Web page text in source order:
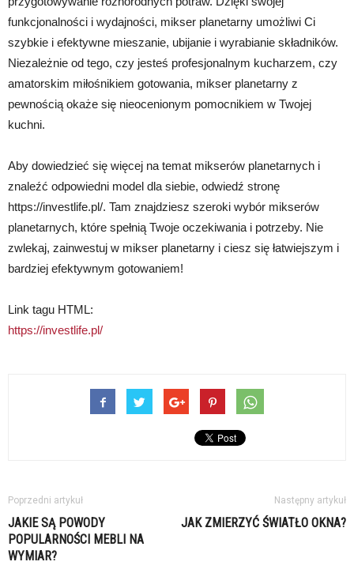
funkcjonalności i wydajności, mikser planetarny umożliwi Ci
szybkie i efektywne mieszanie, ubijanie i wyrabianie składników.
Niezależnie od tego, czy jesteś profesjonalnym kucharzem, czy
amatorskim miłośnikiem gotowania, mikser planetarny z
pewnością okaże się nieocenionym pomocnikiem w Twojej
kuchni.
Aby dowiedzieć się więcej na temat mikserów planetarnych i
znaleźć odpowiedni model dla siebie, odwiedź stronę
https://investlife.pl/. Tam znajdziesz szeroki wybór mikserów
planetarnych, które spełnią Twoje oczekiwania i potrzeby. Nie
zwlekaj, zainwestuj w mikser planetarny i ciesz się łatwiejszym i
bardziej efektywnym gotowaniem!
Link tagu HTML:
https://investlife.pl/
Poprzedni artykuł
JAKIE SĄ POWODY
POPULARNOŚCI MEBLI NA
WYMIAR?
Następny artykuł
JAK ZMIERZYĆ ŚWIATŁO OKNA?